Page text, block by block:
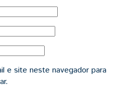
e site neste navegador para